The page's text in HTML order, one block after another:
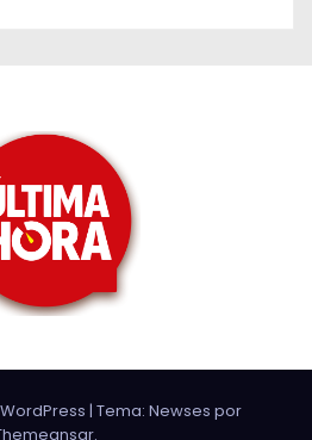
| Tema: Newses por
.